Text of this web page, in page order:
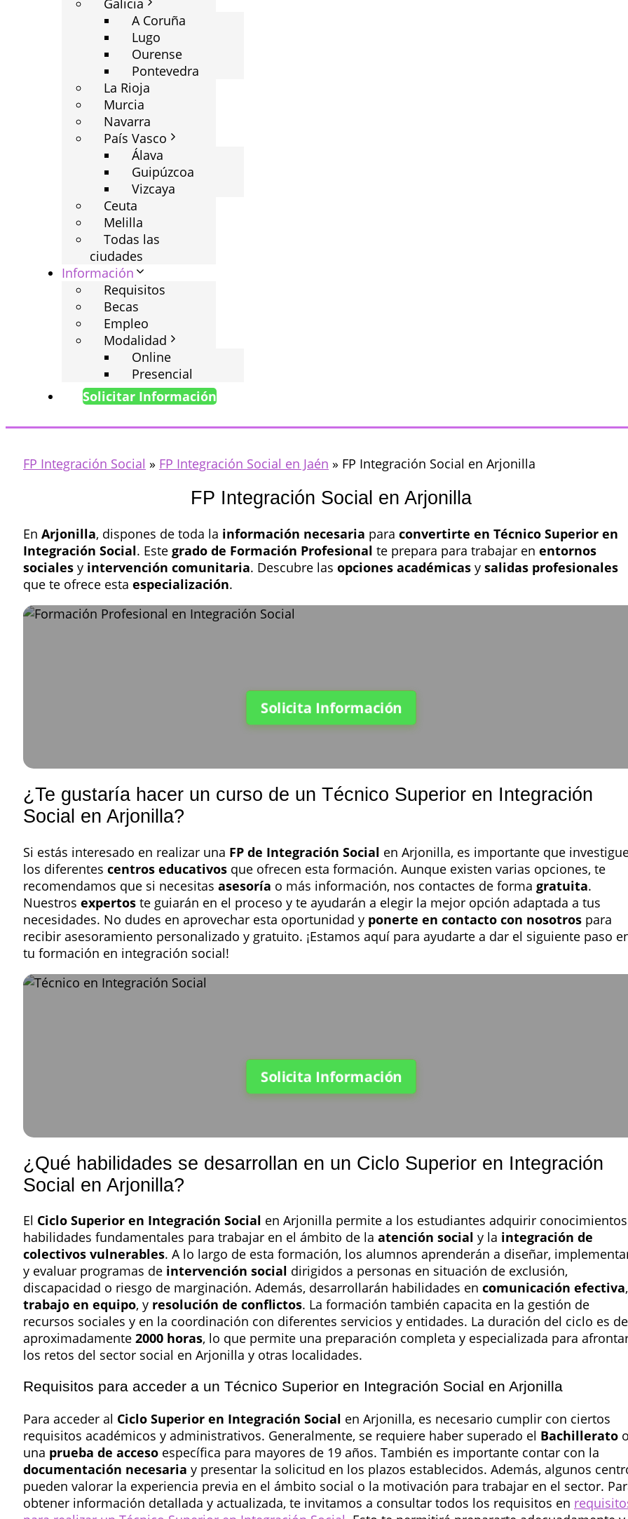
Galicia
A Coruña
Lugo
Ourense
Pontevedra
La Rioja
Murcia
Navarra
País Vasco
Álava
Guipúzcoa
Vizcaya
Ceuta
Melilla
Todas las
ciudades
Información
Requisitos
Becas
Empleo
Modalidad
Online
Presencial
Solicitar Información
FP Integración Social » FP Integración Social en Jaén » FP Integración Social en Arjonilla
FP Integración Social en Arjonilla
En Arjonilla, dispones de toda la información necesaria para convertirte en Técnico Superior en
Integración Social. Este grado de Formación Profesional te prepara para trabajar en entornos
sociales y intervención comunitaria. Descubre las opciones académicas y salidas profesionales
que te ofrece esta especialización.
Solicita Información
¿Te gustaría hacer un curso de un Técnico Superior en Integración
Social en Arjonilla?
Si estás interesado en realizar una FP de Integración Social en Arjonilla, es importante que
los diferentes centros educativos que ofrecen esta formación. Aunque existen varias opciones, te
recomendamos que si necesitas asesoría o más información, nos contactes de forma gratuita.
Nuestros expertos te guiarán en el proceso y te ayudarán a elegir la mejor opción adaptada a tus
necesidades. No dudes en aprovechar esta oportunidad y ponerte en contacto con nosotros para
recibir asesoramiento personalizado y gratuito. ¡Estamos aquí para ayudarte a dar el siguiente paso
tu formación en integración social!
Solicita Información
¿Qué habilidades se desarrollan en un Ciclo Superior en Integración
Social en Arjonilla?
El Ciclo Superior en Integración Social en Arjonilla permite a los estudiantes adquirir
habilidades fundamentales para trabajar en el ámbito de la atención social y la integración de
colectivos vulnerables. A lo largo de esta formación, los alumnos aprenderán a diseñar,
y evaluar programas de intervención social dirigidos a personas en situación de exclusión,
discapacidad o riesgo de marginación. Además, desarrollarán habilidades en comunicación efectiva,
trabajo en equipo, y resolución de conflictos. La formación también capacita en la gestión de
recursos sociales y en la coordinación con diferentes servicios y entidades. La duración del ciclo es de
aproximadamente 2000 horas, lo que permite una preparación completa y especializada para
los retos del sector social en Arjonilla y otras localidades.
Requisitos para acceder a un Técnico Superior en Integración Social en Arjonilla
Para acceder al Ciclo Superior en Integración Social en Arjonilla, es necesario cumplir con ciertos
requisitos académicos y administrativos. Generalmente, se requiere haber superado el Bachillerato
una prueba de acceso específica para mayores de 19 años. También es importante contar con la
documentación necesaria y presentar la solicitud en los plazos establecidos. Además, algunos
pueden valorar la experiencia previa en el ámbito social o la motivación para trabajar en el sector.
obtener información detallada y actualizada, te invitamos a consultar todos los requisitos en